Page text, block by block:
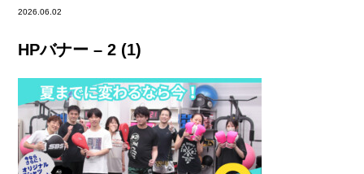
2026.06.02
HPバナー – 2 (1)